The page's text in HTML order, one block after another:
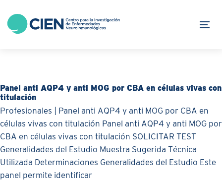
links
content
Panel anti AQP4 y anti MOG por CBA en células vivas con
titulación
Profesionales | Panel anti AQP4 y anti MOG por CBA en
células vivas con titulación Panel anti AQP4 y anti MOG por
CBA en células vivas con titulación SOLICITAR TEST
Generalidades del Estudio Muestra Sugerida Técnica
Utilizada Determinaciones Generalidades del Estudio Este
panel permite identificar